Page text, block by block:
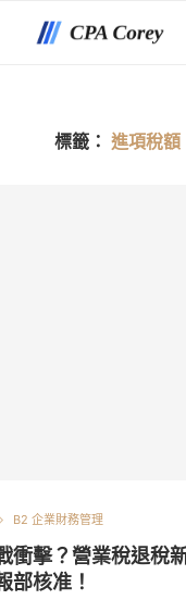
標籤： 進項稅額
B2 企業財務管理
衝擊？營業稅退稅
部核准！